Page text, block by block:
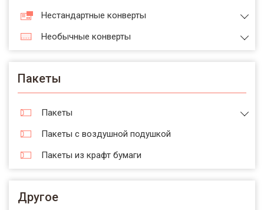
Нестандартные конверты
Необычные конверты
Пакеты
Пакеты
Пакеты с воздушной подушкой
Пакеты из крафт бумаги
Другое